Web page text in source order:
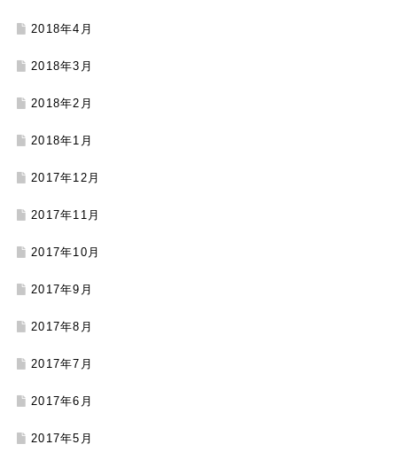
2018年4月
2018年3月
2018年2月
2018年1月
2017年12月
2017年11月
2017年10月
2017年9月
2017年8月
2017年7月
2017年6月
2017年5月